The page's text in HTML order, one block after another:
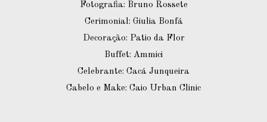
Fotografia: Bruno Rossete
Cerimonial: Giulia Bonfá
Decoração: Patio da Flor
Buffet: Ammici
Celebrante: Cacá Junqueira
Cabelo e Make: Caio Urban Clinic